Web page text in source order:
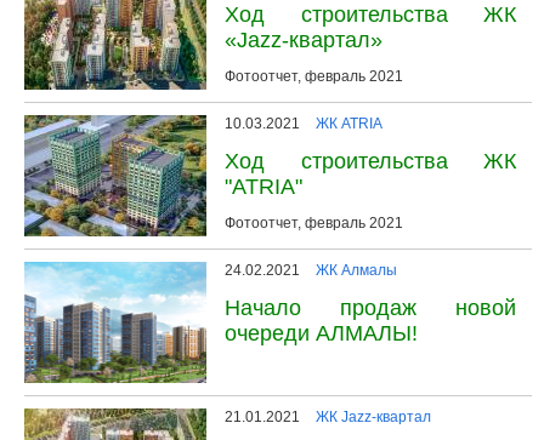
Ход строительства ЖК
«Jazz-квартал»
Фотоотчет, февраль 2021
10.03.2021 ЖК ATRIA
Ход строительства ЖК
"ATRIA"
Фотоотчет, февраль 2021
24.02.2021 ЖК Алмалы
Начало продаж новой
очереди АЛМАЛЫ!
21.01.2021 ЖК Jazz-квартал